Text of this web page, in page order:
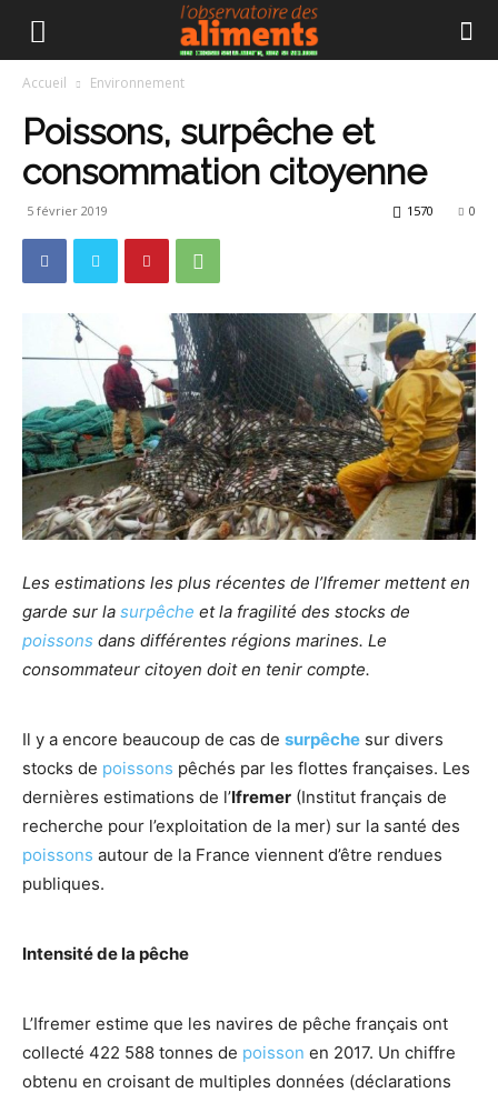
Accueil Environnement
Poissons, surpêche et
consommation citoyenne
5 février 2019 0
1570
Les estimations les plus récentes de l’Ifremer mettent en
garde sur la surpêche et la fragilité des stocks de
poissons dans différentes régions marines. Le
consommateur citoyen doit en tenir compte.
Il y a encore beaucoup de cas de surpêche sur divers
stocks de poissons pêchés par les flottes françaises. Les
dernières estimations de l’Ifremer (Institut français de
recherche pour l’exploitation de la mer) sur la santé des
poissons autour de la France viennent d’être rendues
publiques.
Intensité de la pêche
L’Ifremer estime que les navires de pêche français ont
collecté 422 588 tonnes de poisson en 2017. Un chiffre
obtenu en croisant de multiples données (déclarations